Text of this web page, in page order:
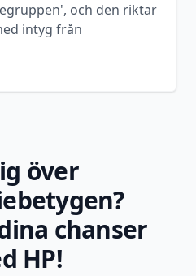
och den riktar
intyg från
över
chanser
HP!